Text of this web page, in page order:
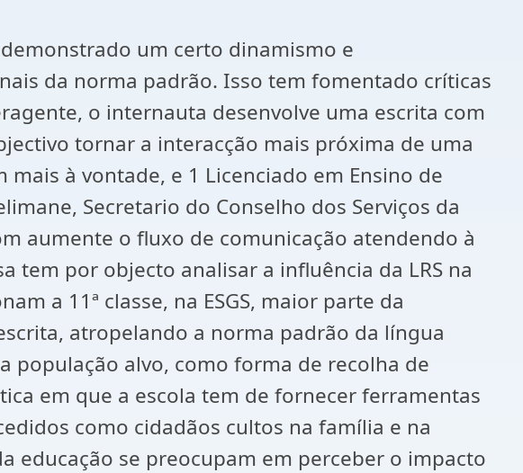
um certo dinamismo e
da norma padrão. Isso tem fomentado críticas
o internauta desenvolve uma escrita com
tornar a interacção mais próxima de uma
mais à vontade, e 1 Licenciado em Ensino de
Secretario do Conselho dos Serviços da
aumente o fluxo de comunicação atendendo à
tem por objecto analisar a influência da LRS na
a 11ª classe, na ESGS, maior parte da
atropelando a norma padrão da língua
população alvo, como forma de recolha de
em que a escola tem de fornecer ferramentas
como cidadãos cultos na família e na
educação se preocupam em perceber o impacto